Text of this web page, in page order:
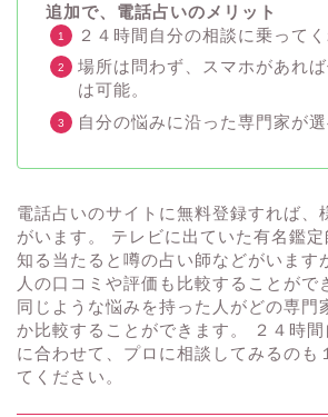
追加で、電話占いのメリット
２４時間自分の相談に乗ってく
場所は問わず、スマホがあれ
は可能。
自分の悩みに沿った専門家が選
電話占いのサイトに無料登録すれば、
がいます。 テレビに出ていた有名鑑
知る当たると噂の占い師などがいます
人の口コミや評価も比較することがで
同じような悩みを持った人がどの専門
か比較することができます。 ２４時
に合わせて、プロに相談してみるのも
てください。